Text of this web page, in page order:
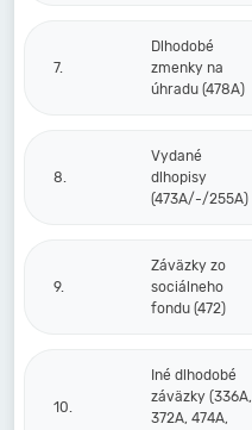
7.
Dlhodobé
zmenky na
úhradu (478A)
8.
Vydané
dlhopisy
(473A/-/255A)
9.
Záväzky zo
sociálneho
fondu (472)
10.
Iné dlhodobé
záväzky (336A,
372A, 474A,